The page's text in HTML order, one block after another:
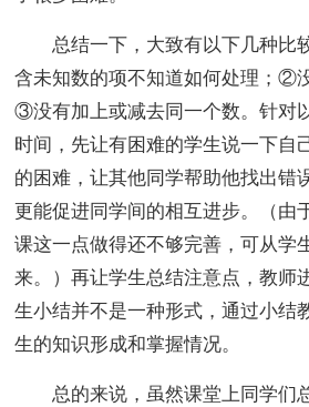
总结一下，大致有以下几种比
含未知数的项不知道如何处理；②
③没有加上或减去同一个数。针对
时间，先让有困难的学生说一下自
的困难，让其他同学帮助他找出错
更能促进同学间的相互进步。（由
课这一点做得还不够完善，可从学
来。）再让学生总结注意点，教师
生小结并不是一种形式，通过小结
生的知识形成和掌握情况。
总的来说，虽然课堂上同学们